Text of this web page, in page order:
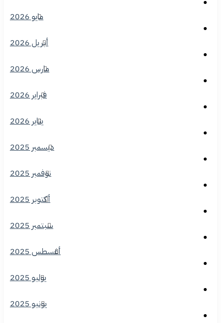
مايو 2026
أبريل 2026
مارس 2026
فبراير 2026
يناير 2026
ديسمبر 2025
نوفمبر 2025
أكتوبر 2025
سبتمبر 2025
أغسطس 2025
يوليو 2025
يونيو 2025